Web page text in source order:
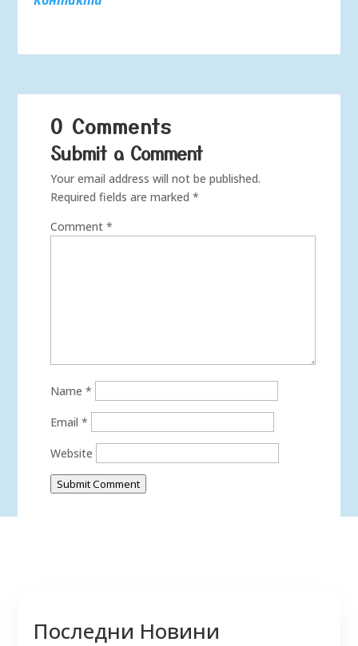
0 Comments
Submit a Comment
Your email address will not be published.
Required fields are marked *
Comment *
Name *
Email *
Website
Submit Comment
Последни Новини